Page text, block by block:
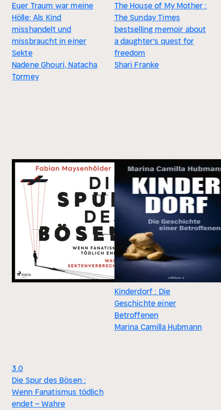
Euer Traum war meine
Hölle: Als Kind
misshandelt und
missbraucht in einer
Sekte
Nadene Ghouri, Natacha
Tormey
The House of My Mother :
The Sunday Times
bestselling memoir about
a daughter's quest for
freedom
Shari Franke
3.0
Die Spur des Bösen :
Wenn Fanatismus tödlich
endet – Wahre
Kinderdorf : Die
Geschichte einer
Betroffenen
Marina Camilla Hubmann